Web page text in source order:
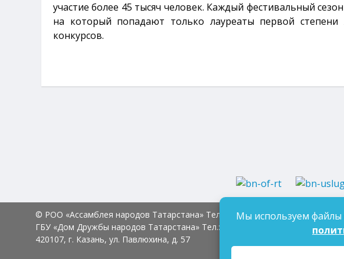
участие более 45 тысяч человек. Каждый фестивальный
на который попадают только лауреаты первой
конкурсов.
© РОО «Ассамблея народов Татарстана» Тел.: 8 (843) 237-97-99E-mail:an-
ГБУ «Дом Дружбы народов Татарстана» Тел.:
E-mail:
420107, г. Казань, ул. Павлюхина, д. 57
Мы используем файлы